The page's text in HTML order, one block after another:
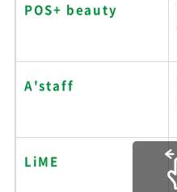
POS+ beauty
A'staff
LiME